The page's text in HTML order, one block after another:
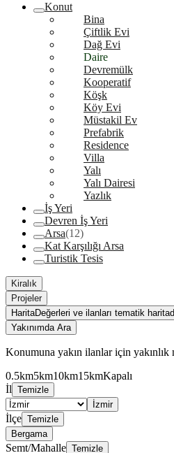
Konut
Bina
Çiftlik Evi
Dağ Evi
Daire
Devremülk
Kooperatif
Köşk
Köy Evi
Müstakil Ev
Prefabrik
Residence
Villa
Yalı
Yalı Dairesi
Yazlık
İş Yeri
Devren İş Yeri
Arsa(12)
Kat Karşılığı Arsa
Turistik Tesis
Kiralık
Projeler
HaritaDeğerleri ve ilanları tematik
Yakınımda Ara
Konumuna yakın ilanlar için yakınlık
0.5km5km10km15kmKapalı
İl Temizle
İzmir
İlçe Temizle
Bergama
Semt/Mahalle Temizle